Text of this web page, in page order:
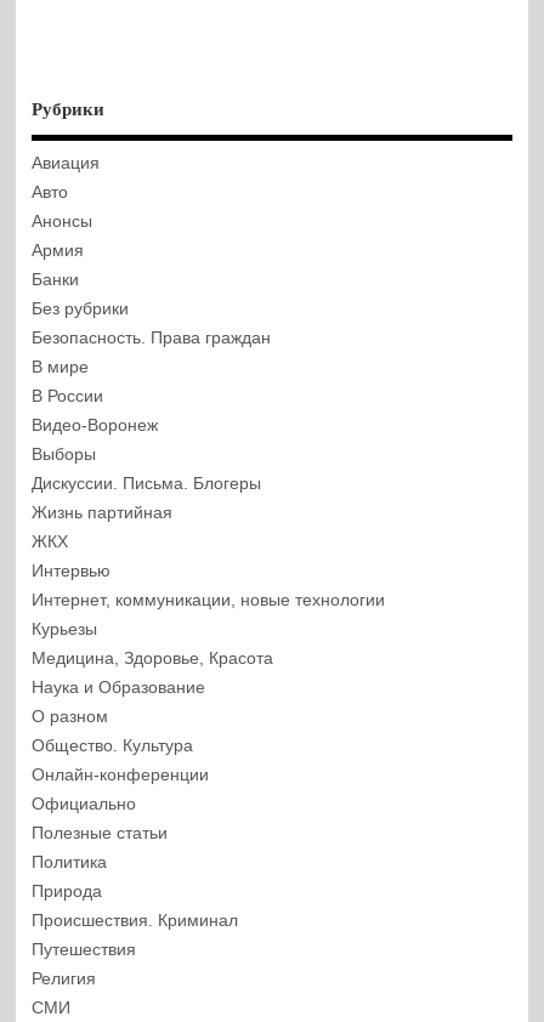
Рубрики
Авиация
Авто
Анонсы
Армия
Банки
Без рубрики
Безопасность. Права граждан
В мире
В России
Видео-Воронеж
Выборы
Дискуссии. Письма. Блогеры
Жизнь партийная
ЖКХ
Интервью
Интернет, коммуникации, новые технологии
Курьезы
Медицина, Здоровье, Красота
Наука и Образование
О разном
Общество. Культура
Онлайн-конференции
Официально
Полезные статьи
Политика
Природа
Происшествия. Криминал
Путешествия
Религия
СМИ